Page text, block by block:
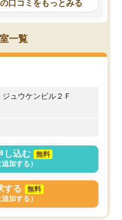
口コミをもっとみる
一覧
ュウケンビル２Ｆ
し込む
無料
加する）
する
無料
加する）